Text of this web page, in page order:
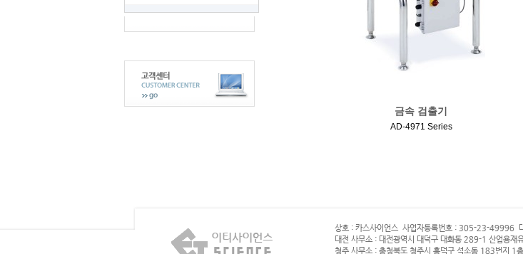
금속 검출기
AD-4971 Series